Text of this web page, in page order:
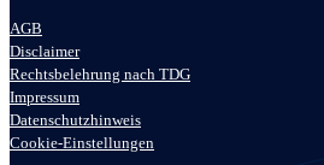
AGB
Disclaimer
Rechtsbelehrung nach TDG
Impressum
Datenschutzhinweis
Cookie-Einstellungen